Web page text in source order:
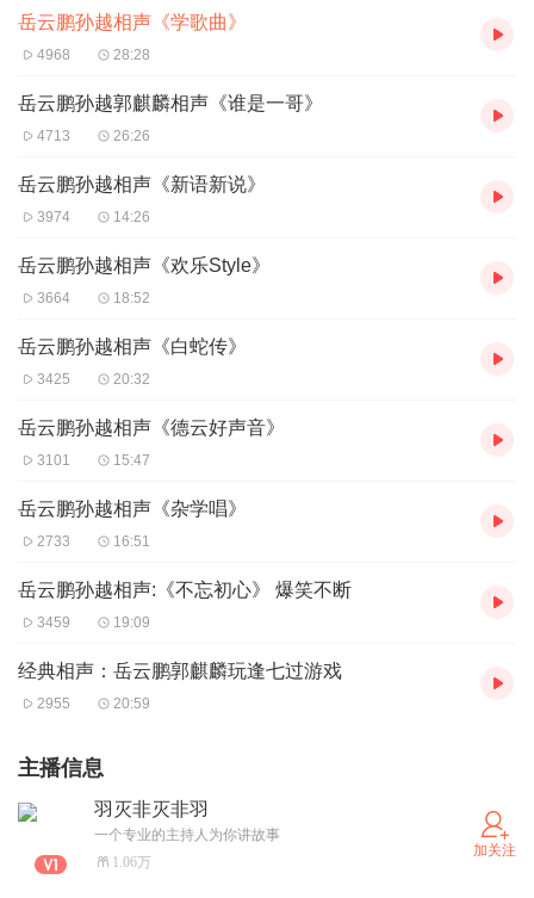
岳云鹏孙越相声《学歌曲》
4968 28:28
岳云鹏孙越郭麒麟相声《谁是一哥》
4713 26:26
岳云鹏孙越相声《新语新说》
3974 14:26
岳云鹏孙越相声《欢乐Style》
3664 18:52
岳云鹏孙越相声《白蛇传》
3425 20:32
岳云鹏孙越相声《德云好声音》
3101 15:47
岳云鹏孙越相声《杂学唱》
2733 16:51
岳云鹏孙越相声:《不忘初心》 爆笑不断
3459 19:09
经典相声：岳云鹏郭麒麟玩逢七过游戏
2955 20:59
主播信息
羽灭非灭非羽
一个专业的主持人为你讲故事
1.06万
加关注